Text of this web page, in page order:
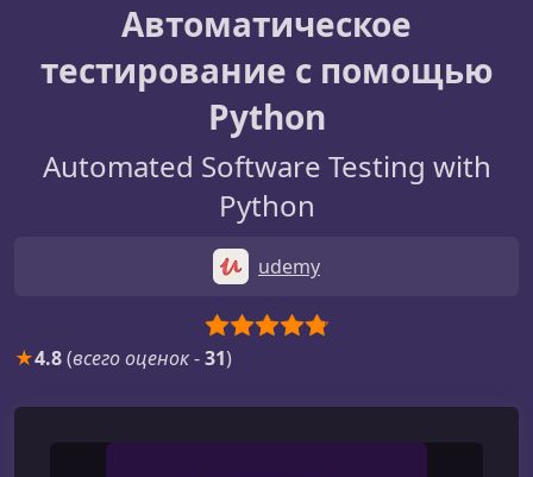
Автоматическое
тестирование с помощью
Python
Automated Software Testing with
Python
udemy
★4.8(всего оценок-31)